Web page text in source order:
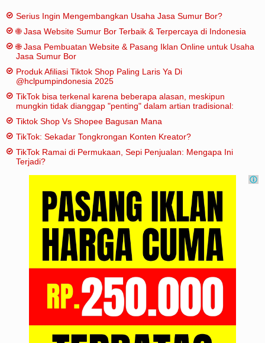
Serius Ingin Mengembangkan Usaha Jasa Sumur Bor?
🌐 Jasa Website Sumur Bor Terbaik & Terpercaya di Indonesia
🌐 Jasa Pembuatan Website & Pasang Iklan Online untuk Usaha
Jasa Sumur Bor
Produk Afiliasi Tiktok Shop Paling Laris Ya Di
@hclpumpindonesia 2025
TikTok bisa terkenal karena beberapa alasan, meskipun
mungkin tidak dianggap "penting" dalam artian tradisional:
Tiktok Shop Vs Shopee Bagusan Mana
TikTok: Sekadar Tongkrongan Konten Kreator?
TikTok Ramai di Permukaan, Sepi Penjualan: Mengapa Ini
Terjadi?